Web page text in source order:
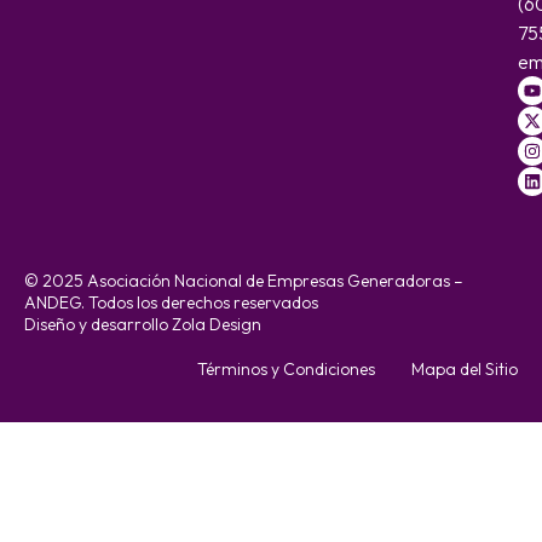
© 2025 Asociación Nacional de Empresas Generadoras –
ANDEG. Todos los derechos reservados
Diseño y desarrollo Zola Design
Términos y Condiciones Mapa del Sitio